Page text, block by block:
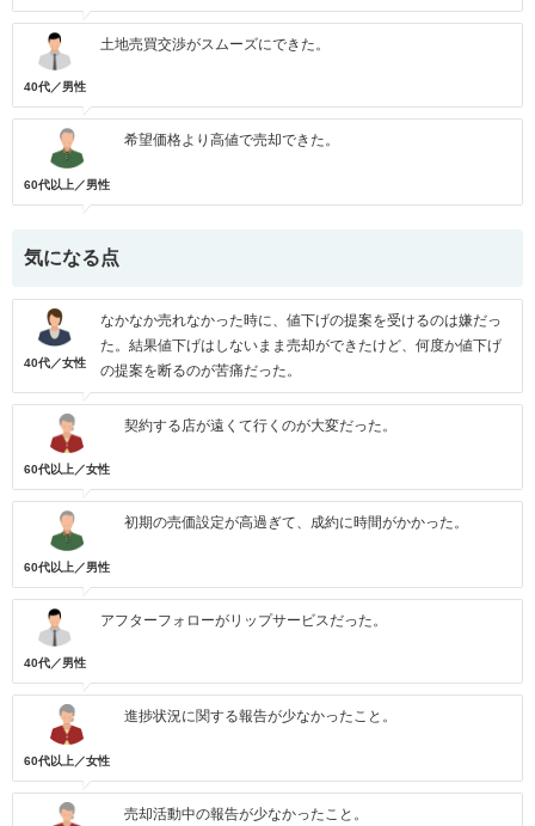
40代／男性
土地売買交渉がスムーズにできた。
60代以上／男性
希望価格より高値で売却できた。
気になる点
40代／女性
なかなか売れなかった時に、値下げの提案を受けるのは嫌だっ
た。結果値下げはしないまま売却ができたけど、何度か値下げ
の提案を断るのが苦痛だった。
60代以上／女性
契約する店が遠くて行くのが大変だった。
60代以上／男性
初期の売価設定が高過ぎて、成約に時間がかかった。
40代／男性
アフターフォローがリップサービスだった。
60代以上／女性
進捗状況に関する報告が少なかったこと。
売却活動中の報告が少なかったこと。